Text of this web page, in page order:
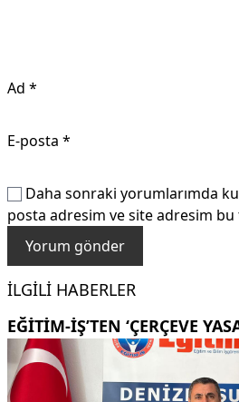
Ad *
E-posta *
Daha sonraki yorumlarımda
posta adresim ve site adresim bu
İLGILI HABERLER
EĞITIM-İŞ’TEN ‘ÇERÇEVE